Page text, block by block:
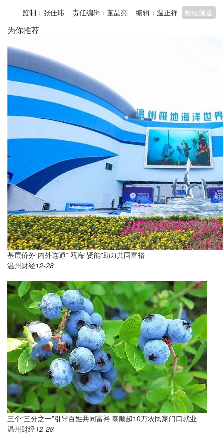
财经频道
编辑：温正祥
责任编辑：董晶亮
监制：张佳玮
为你推荐
基层侨务“内外连通” 瓯海“贤能”助力共同富裕
温州财经12-28
三个“三分之一”引导百姓共同富裕 泰顺超10万农民家门口就业
温州财经12-28